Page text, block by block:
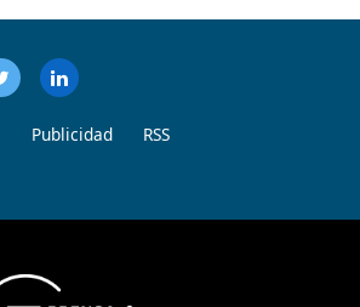
Publicidad RSS